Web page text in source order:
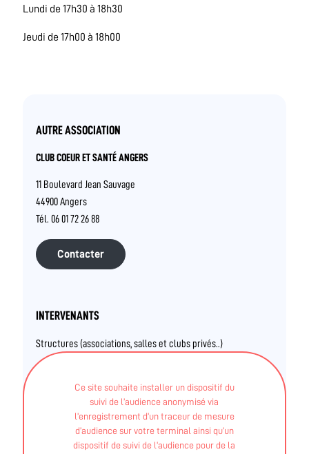
Ce site souhaite installer un dispositif du
suivi de l’audience anonymisé via
l’enregistrement d’un traceur de mesure
d’audience sur votre terminal ainsi qu’un
dispositif de suivi de l’audience pour de la
Lundi de 17h30 à 18h30
Jeudi de 17h00 à 18h00
AUTRE ASSOCIATION
CLUB COEUR ET SANTÉ ANGERS
11 Boulevard Jean Sauvage
44900 Angers
Tél. 06 01 72 26 88
Contacter
INTERVENANTS
Structures (associations, salles et clubs privés..)
STAPS Hors APA - DEUG STAPS délivré avant le
01/09/2026